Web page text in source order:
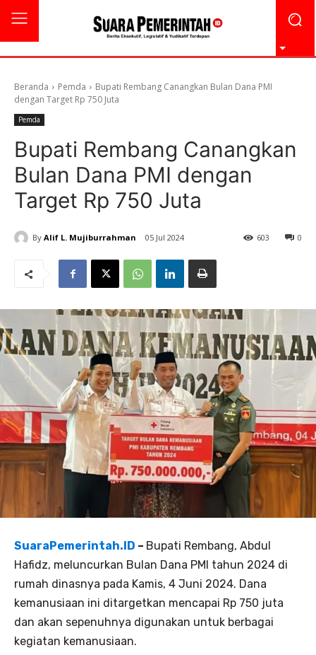
Beranda Pemda
Bupati Rembang Canangkan Bulan Dana PMI
dengan Target Rp 750 Juta
Pemda
Bupati Rembang Canangkan
Bulan Dana PMI dengan
Target Rp 750 Juta
By Alif L. Mujiburrahman 05 Jul 2024 0
603
SuaraPemerintah.ID – Bupati Rembang, Abdul
Hafidz, meluncurkan Bulan Dana PMI tahun 2024 di
rumah dinasnya pada Kamis, 4 Juni 2024. Dana
kemanusiaan ini ditargetkan mencapai Rp 750 juta
dan akan sepenuhnya digunakan untuk berbagai
kegiatan kemanusiaan.